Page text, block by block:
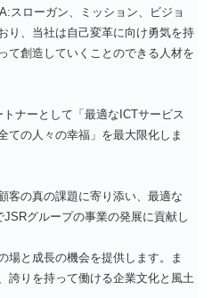
スローガン、ミッション、ビジョ
り、当社は自己変革に向け勇気を持
て創造していくことのできる人材を
ナーとして「最適なICTサービス
ての人々の幸福」を最大限化しま
客の真の課題に寄り添い、最適な
JSRグループの事業の発展に貢献し
場と成長の機会を提供します。ま
誇りを持って働ける企業文化と風土